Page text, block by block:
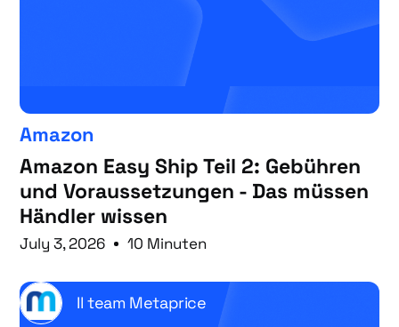
Amazon
Amazon Easy Ship Teil 2: Gebühren
und Voraussetzungen - Das müssen
Händler wissen
July 3, 2026 10 Minuten
Il team Metaprice